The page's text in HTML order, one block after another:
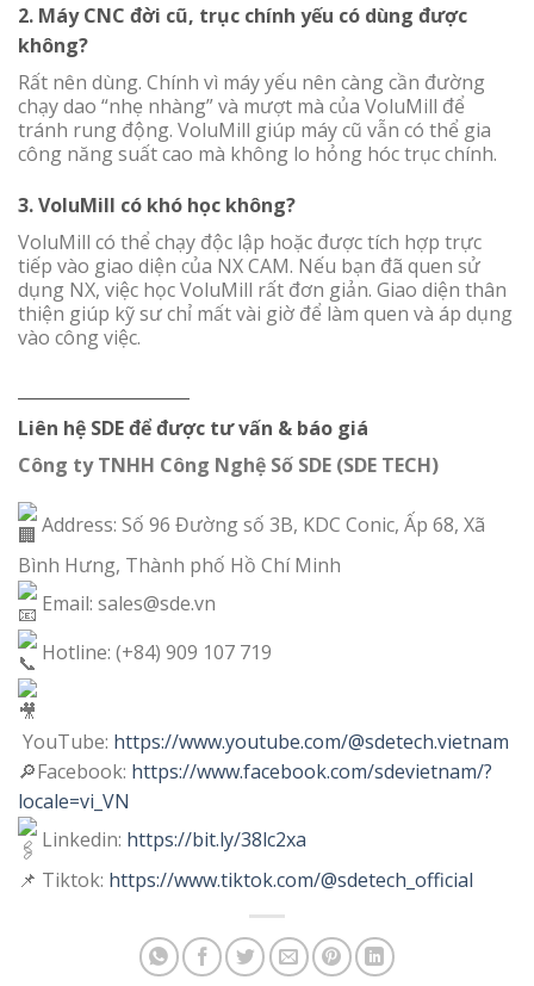
2. Máy CNC đời cũ, trục chính yếu có dùng được
không?
Rất nên dùng. Chính vì máy yếu nên càng cần đường
chạy dao “nhẹ nhàng” và mượt mà của VoluMill để
tránh rung động. VoluMill giúp máy cũ vẫn có thể gia
công năng suất cao mà không lo hỏng hóc trục chính.
3. VoluMill có khó học không?
VoluMill có thể chạy độc lập hoặc được tích hợp trực
tiếp vào giao diện của NX CAM. Nếu bạn đã quen sử
dụng NX, việc học VoluMill rất đơn giản. Giao diện thân
thiện giúp kỹ sư chỉ mất vài giờ để làm quen và áp dụng
vào công việc.
Liên hệ SDE để được tư vấn & báo giá
Công ty TNHH Công Nghệ Số SDE (SDE TECH)
Address: Số 96 Đường số 3B, KDC Conic, Ấp 68, Xã
Bình Hưng, Thành phố Hồ Chí Minh
Email: sales@sde.vn
Hotline: (+84) 909 107 719
YouTube: https://www.youtube.com/@sdetech.vietnam
🔎Facebook: https://www.facebook.com/sdevietnam/?
locale=vi_VN
Linkedin: https://bit.ly/38lc2xa
📌 Tiktok: https://www.tiktok.com/@sdetech_official